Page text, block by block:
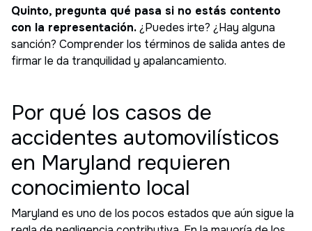
Quinto, pregunta qué pasa si no estás contento
con la representación.¿Puedes irte? ¿Hay alguna
sanción? Comprender los términos de salida antes de
firmar le da tranquilidad y apalancamiento.
Por qué los casos de
accidentes automovilísticos
en Maryland requieren
conocimiento local
Maryland es uno de los pocos estados que aún sigue la